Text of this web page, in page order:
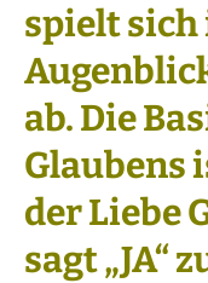
spielt sich
ab. Die
Glaubens
der Liebe
sagt „JA“